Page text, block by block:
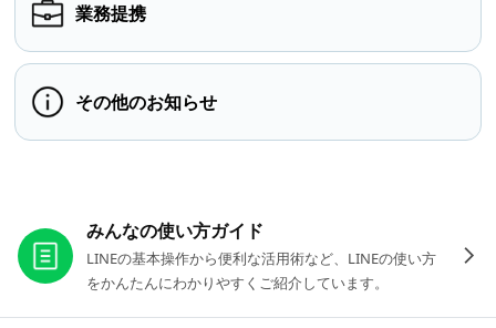
業務提携
その他のお知らせ
みんなの使い方ガイド
LINEの基本操作から便利な活用術など、LINEの使い方
をかんたんにわかりやすくご紹介しています。